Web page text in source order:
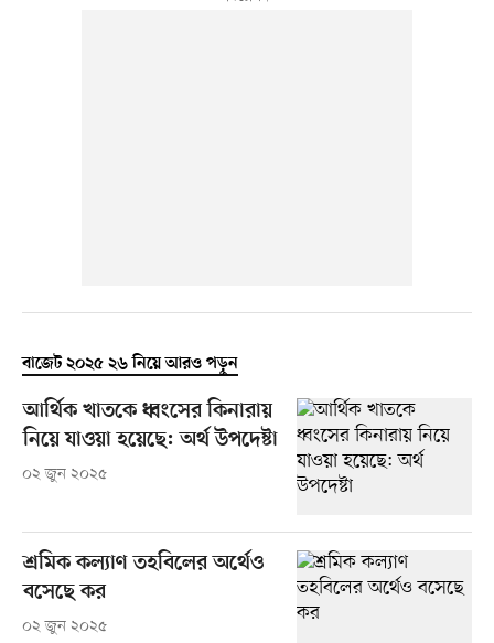
বাজেট ২০২৫ ২৬ নিয়ে আরও পড়ুন
আর্থিক খাতকে ধ্বংসের কিনারায়
নিয়ে যাওয়া হয়েছে: অর্থ উপদেষ্টা
০২ জুন ২০২৫
শ্রমিক কল্যাণ তহবিলের অর্থেও
বসেছে কর
০২ জুন ২০২৫